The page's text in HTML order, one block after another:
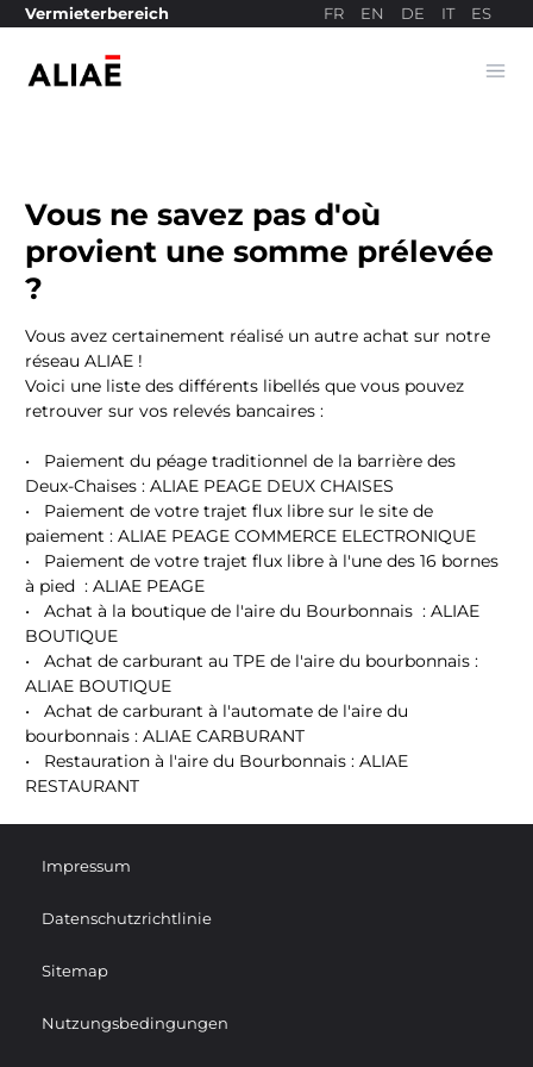
Vermieterbereich FR EN DE IT ES
Bezahlseite
Vous ne savez pas d'où
provient une somme prélevée
?
Vous avez certainement réalisé un autre achat sur notre
réseau ALIAE !
Voici une liste des différents libellés que vous pouvez
retrouver sur vos relevés bancaires :
•
Paiement du péage traditionnel de la barrière des
Deux-Chaises : ALIAE PEAGE DEUX CHAISES
•
Paiement de votre trajet flux libre sur le site de
paiement : ALIAE PEAGE COMMERCE ELECTRONIQUE
•
Paiement de votre trajet flux libre à l'une des 16 bornes
à pied : ALIAE PEAGE
•
Achat à la boutique de l'aire du Bourbonnais : ALIAE
BOUTIQUE
•
Achat de carburant au TPE de l'aire du bourbonnais :
ALIAE BOUTIQUE
•
Achat de carburant à l'automate de l'aire du
bourbonnais : ALIAE CARBURANT
•
Restauration à l'aire du Bourbonnais : ALIAE
RESTAURANT
Impressum
Datenschutzrichtlinie
Sitemap
Nutzungsbedingungen